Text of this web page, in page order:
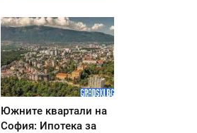
Южните квартали на
София: Ипотека за